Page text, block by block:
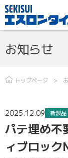
お知らせ
トップページ
2025.12.09 新製品
パテ埋め不
ィブロック